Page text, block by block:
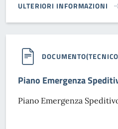
ULTERIORI INFORMAZIONI
VARIANTE PRG 17/2011
Piano Emergenza
Piano Emergenza